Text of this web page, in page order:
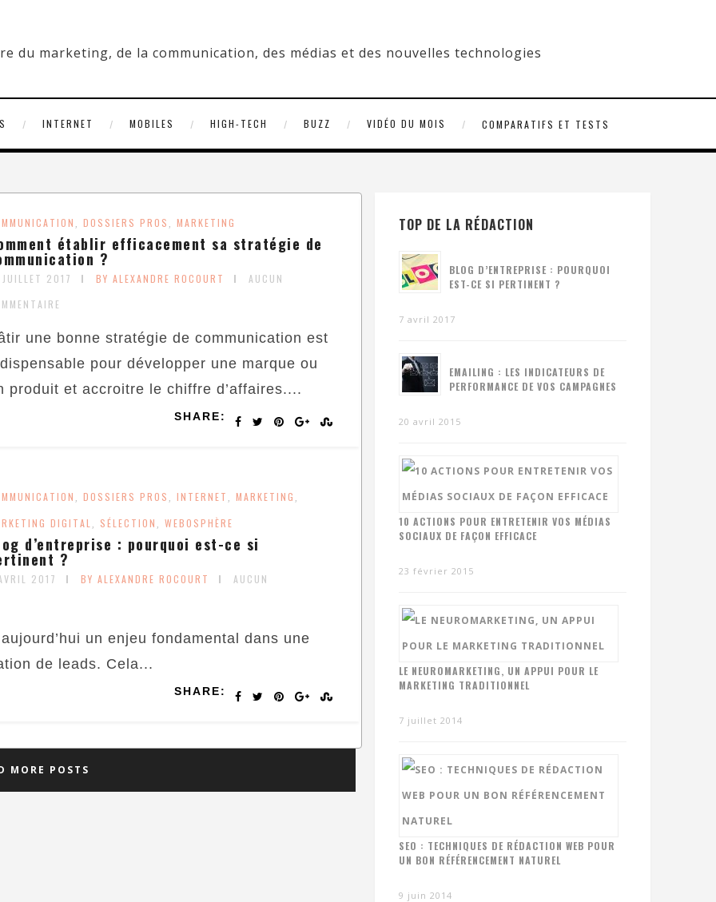
INTERNET MOBILES HIGH-TECH BUZZ VIDÉO DU MOIS COMPARATIFS ET TESTS
DOSSIERS PROS MARKETING
établir efficacement sa stratégie de
?
2017 BY ALEXANDRE ROCOURT
AUCUN
une bonne stratégie de communication est
pour développer une marque ou
produit et accroitre le chiffre d’affaires....
SHARE:
DOSSIERS PROS INTERNET MARKETING
DIGITAL SÉLECTION WEBOSPHÈRE
d’entreprise : pourquoi est-ce si
?
2017 BY ALEXANDRE ROCOURT AUCUN
un enjeu fondamental dans une
de leads. Cela...
SHARE:
MORE POSTS
TOP DE LA RÉDACTION
BLOG D’ENTREPRISE : POURQUOI
EST-CE SI PERTINENT ?
7 avril 2017
EMAILING : LES INDICATEURS DE
PERFORMANCE DE VOS CAMPAGNES
20 avril 2015
10 ACTIONS POUR ENTRETENIR VOS MÉDIAS
SOCIAUX DE FAÇON EFFICACE
23 février 2015
LE NEUROMARKETING, UN APPUI POUR LE
MARKETING TRADITIONNEL
7 juillet 2014
SEO : TECHNIQUES DE RÉDACTION WEB POUR
UN BON RÉFÉRENCEMENT NATUREL
9 juin 2014